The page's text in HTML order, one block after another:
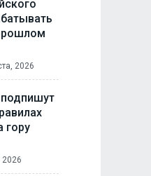
2026
гору
2026